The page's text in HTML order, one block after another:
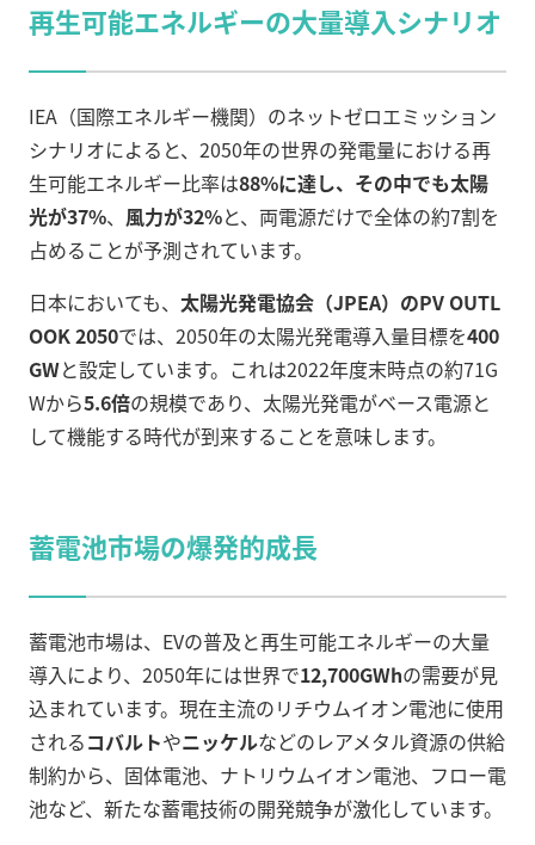
再生可能エネルギーの大量導入シナリオ
IEA（国際エネルギー機関）のネットゼロエミッション
シナリオによると、2050年の世界の発電量における再
生可能エネルギー比率は88%に達し、その中でも太陽
光が37%、 風力が32%と、両電源だけで全体の約7割を
占めることが予測されています。
日本においても、 太陽光発電協会（JPEA）のPV OUTL
OOK 2050では、2050年の太陽光発電導入量目標を400
GWと設定しています。これは2022年度末時点の約71G
Wから5.6倍の規模であり、太陽光発電がベース電源と
して機能する時代が到来することを意味します。
蓄電池市場の爆発的成長
蓄電池市場は、EVの普及と再生可能エネルギーの大量
導入により、2050年には世界で12,700GWhの需要が見
込まれています。現在主流のリチウムイオン電池に使用
されるコバルトやニッケルなどのレアメタル資源の供給
制約から、固体電池、ナトリウムイオン電池、フロー電
池など、新たな蓄電技術の開発競争が激化しています。